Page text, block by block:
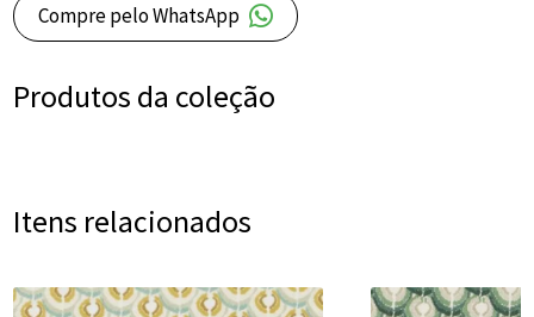
Compre pelo WhatsApp
Produtos da coleção
Itens relacionados